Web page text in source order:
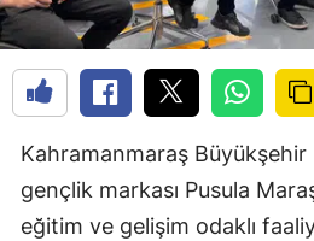
Kahramanmaraş Büyükşehir
gençlik markası Pusula
eğitim ve gelişim odaklı